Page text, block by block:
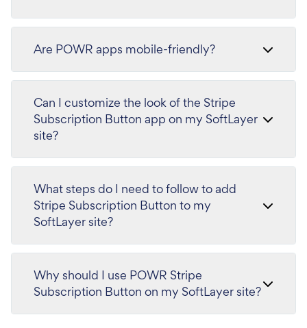
Are POWR apps mobile-friendly?
Can I customize the look of the Stripe
Subscription Button app on my SoftLayer
site?
What steps do I need to follow to add
Stripe Subscription Button to my
SoftLayer site?
Why should I use POWR Stripe
Subscription Button on my SoftLayer site?